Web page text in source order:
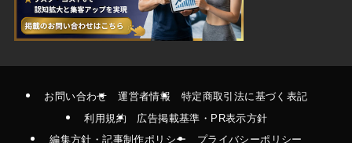
お問い合わせ 運営者情報
特定商取引法に基づく表記
利用規約
広告掲載基準・PR表示方針
編集方針・記事制作ポリシー
プライバシーポリシー